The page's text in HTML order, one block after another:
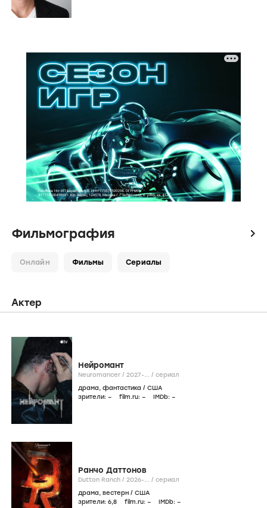
Фильмография icon
Онлайн Фильмы Сериалы
Актер
Нейромант
Neuromancer / 2027-... / сериал
драма, фантастика / США
зрители: – film.ru: – IMDb: –
Ранчо Даттонов
Dutton Ranch / 2026-... / сериал
драма, вестерн / США
зрители: 6,8 film.ru: – IMDb: –